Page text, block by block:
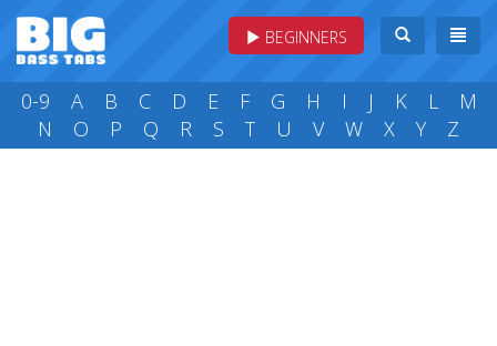
BEGINNERS
0-9 A B C D E F G H I J K L
M
N
O P Q R S T U V W X Y Z